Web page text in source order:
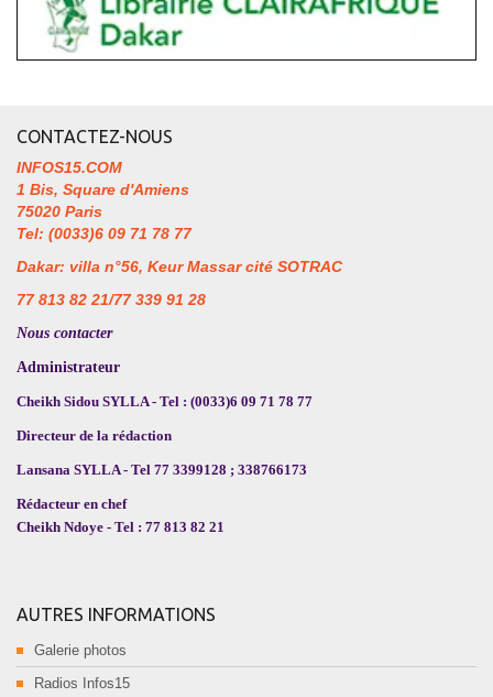
CONTACTEZ-NOUS
INFOS15.COM
1 Bis, Square d'Amiens
75020 Paris
Tel: (0033)6 09 71 78 77
Dakar: villa n°56, Keur Massar cité SOTRAC
77 813 82 21/77 339 91 28
Nous contacter
Administrateur
Cheikh Sidou SYLLA - Tel : (0033)6 09 71 78 77
Directeur de la rédaction
Lansana SYLLA - Tel 77 3399128 ; 338766173
Rédacteur en chef
Cheikh Ndoye - Tel : 77 813 82 21
AUTRES INFORMATIONS
Galerie photos
Radios Infos15